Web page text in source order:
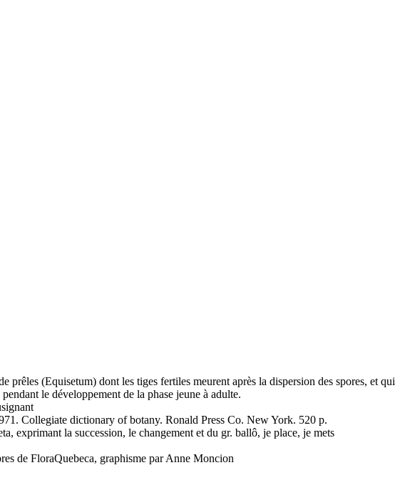
prêles (Equisetum) dont les tiges fertiles meurent après la dispersion des spores, et qui
le développement de la phase jeune à adulte.
Collegiate dictionary of botany. Ronald Press Co. New York. 520 p.
exprimant la succession, le changement et du gr. ballô, je place, je mets
de FloraQuebeca, graphisme par Anne Moncion